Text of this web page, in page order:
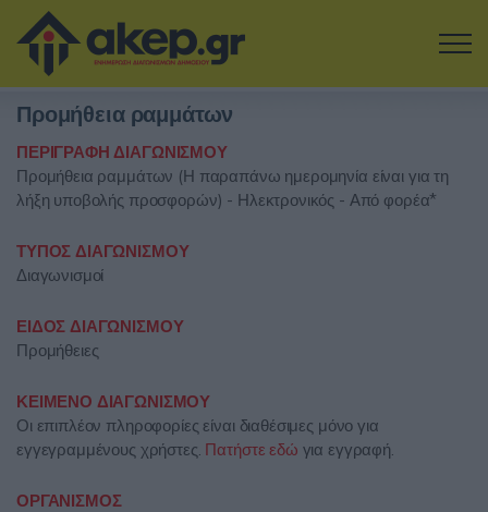
Μετάβαση στο κύριο περιεχόμενο
Η εταιρία
Αναζήτηση Διαγωνισμών
Σύνδεση
Είσοδος Εγγραφή
Προμήθεια ραμμάτων
ΠΕΡΙΓΡΑΦΗ ΔΙΑΓΩΝΙΣΜΟΥ
Προμήθεια ραμμάτων (Η παραπάνω ημερομηνία είναι για τη
λήξη υποβολής προσφορών) - Ηλεκτρονικός - Από φορέα*
ΤΥΠΟΣ ΔΙΑΓΩΝΙΣΜΟΥ
Διαγωνισμοί
ΕΙΔΟΣ ΔΙΑΓΩΝΙΣΜΟΥ
Προμήθειες
ΚΕΙΜΕΝΟ ΔΙΑΓΩΝΙΣΜΟΥ
Οι επιπλέον πληροφορίες είναι διαθέσιμες μόνο για
εγγεγραμμένους χρήστες. Πατήστε εδώ για εγγραφή.
ΟΡΓΑΝΙΣΜΟΣ